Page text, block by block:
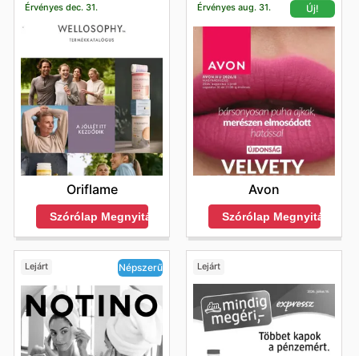
Érvényes dec. 31.
Oriflame
Szórólap Megnyitása
Érvényes aug. 31. Új!
Avon
Szórólap Megnyitása
Lejárt Népszerű Lejárt